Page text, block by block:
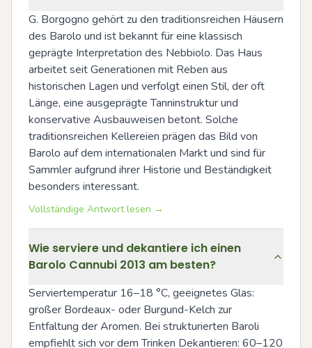
G. Borgogno gehört zu den traditionsreichen Häusern
des Barolo und ist bekannt für eine klassisch
geprägte Interpretation des Nebbiolo. Das Haus
arbeitet seit Generationen mit Reben aus
historischen Lagen und verfolgt einen Stil, der oft
Länge, eine ausgeprägte Tanninstruktur und
konservative Ausbauweisen betont. Solche
traditionsreichen Kellereien prägen das Bild von
Barolo auf dem internationalen Markt und sind für
Sammler aufgrund ihrer Historie und Beständigkeit
besonders interessant.
Vollständige Antwort lesen →
Wie serviere und dekantiere ich einen
Barolo Cannubi 2013 am besten?
Serviertemperatur 16–18 °C, geeignetes Glas:
großer Bordeaux- oder Burgund-Kelch zur
Entfaltung der Aromen. Bei strukturierten Baroli
empfiehlt sich vor dem Trinken Dekantieren: 60–120